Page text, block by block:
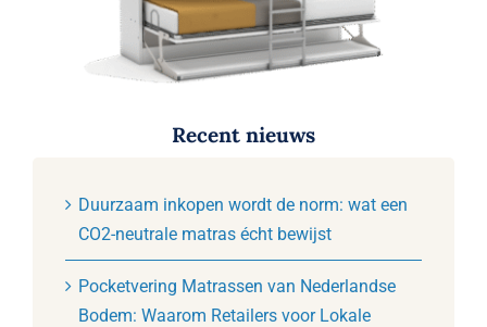
Recent nieuws
Duurzaam inkopen wordt de norm: wat een
CO2-neutrale matras écht bewijst
Pocketvering Matrassen van Nederlandse
Bodem: Waarom Retailers voor Lokale